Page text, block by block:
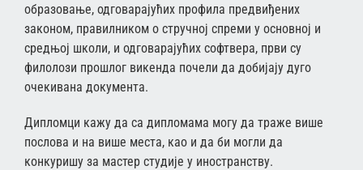
образовање, одговарајућих профила предвиђених
законом, правилником о стручној спреми у основној и
средњој школи, и одговарајућих софтвера, први су
филолози прошлог викенда почели да добијају дуго
очекивана документа.
Дипломци кажу да са дипломама могу да траже више
послова и на више места, као и да би могли да
конкуришу за мастер студије у иностранству.